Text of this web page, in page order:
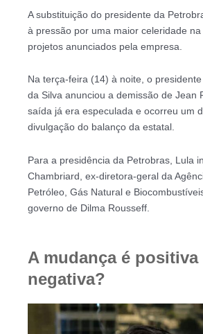
A substituição do presidente da
à pressão por uma maior celeridade
projetos anunciados pela empresa.
Na terça-feira (14) à noite, o
da Silva anunciou a demissão de Jean
saída já era especulada e ocorreu um
divulgação do balanço da estatal.
Para a presidência da Petrobras, Lula
Chambriard, ex-diretora-geral da
Petróleo, Gás Natural e
governo de Dilma Rousseff.
A mudança é positiva
negativa?